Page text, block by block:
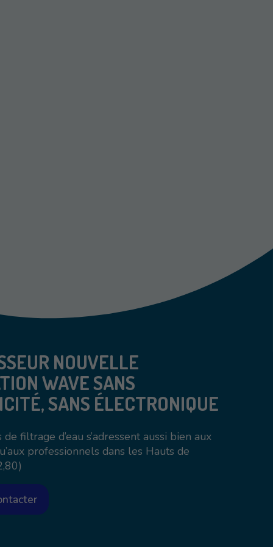
NOUVELLE
WAVE SANS
SANS ÉLECTRONIQUE
filtrage d’eau s’adressent aussi bien aux
professionnels dans les Hauts de